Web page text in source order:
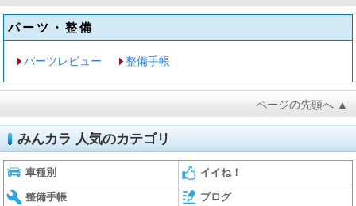
パーツ・整備
パーツレビュー 整備手帳
ページの先頭へ ▲
みんカラ 人気のカテゴリ
車種別 イイね！
整備手帳 ブログ